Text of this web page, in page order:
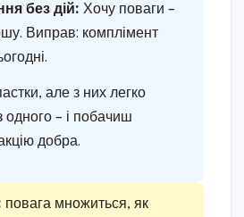
без дій: Хочу поваги –
Виправ: комплімент
але з них легко
одного – і побачиш
добра.
повага множиться, як